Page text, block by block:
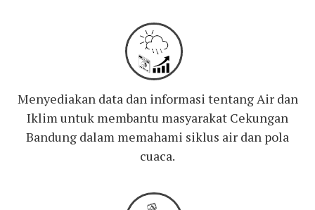
Menyediakan data dan informasi tentang Air dan
Iklim untuk membantu masyarakat Cekungan
Bandung dalam memahami siklus air dan pola
cuaca.